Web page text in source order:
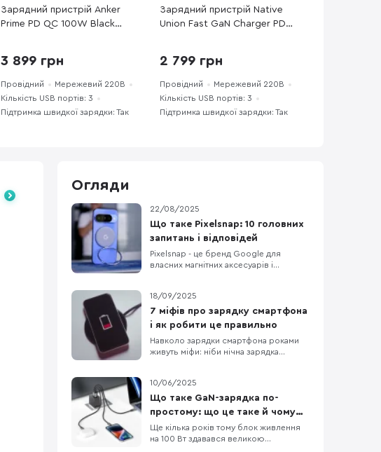
Зарядний пристрій Anker
Prime PD QC 100W Black
3 899 грн
Провідний
Мережевий 220В
Кількість USB портів: 3
Підтримка швидкої зарядки: Так
Зарядний пристрій Native
Union Fast GaN Charger PD
2 799 грн
Провідний
Мережевий 220В
Кількість USB портів: 3
Підтримка швидкої зарядки: Так
Огляди
22/08/2025
Що таке Pixelsnap: 10 головних
запитань і відповідей
Pixelsnap - це бренд Google для
власних магнітних аксесуарів і
вирівнюванням. Ідея схожа на MagSafe
в iPhone, але базується на публічному
стандарті: Qi2 гарантує сумісність між
різними виробниками. Для флагманів
Google це означає “клац”-фі
18/09/2025
7 міфів про зарядку смартфона
і як робити це правильно
Навколо зарядки смартфона роками
живуть міфи: ніби нічна зарядка
"рідного" блока живлення — ніяк.
Насправді літій-іонні батареї та сучасні
системи захисту працюють інакше:
пристрій відсікає струм на 100%,
стежить за температурою й
10/06/2025
Що таке GaN-зарядка по-
простому: що це таке й чому
вони кращі?
Ще кілька років тому блок живлення
на 100 Вт здавався великою